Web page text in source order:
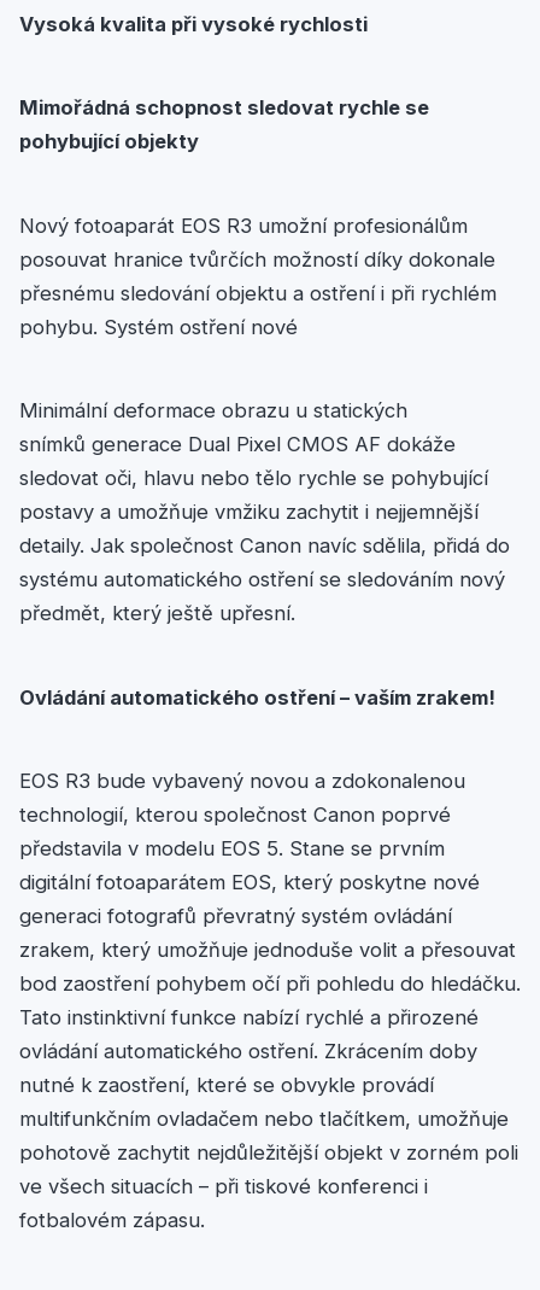
Vysoká kvalita při vysoké rychlosti
Mimořádná schopnost sledovat rychle se
pohybující objekty
Nový fotoaparát EOS R3 umožní profesionálům
posouvat hranice tvůrčích možností díky dokonale
přesnému sledování objektu a ostření i při rychlém
pohybu. Systém ostření nové
Minimální deformace obrazu u statických
snímků generace Dual Pixel CMOS AF dokáže
sledovat oči, hlavu nebo tělo rychle se pohybující
postavy a umožňuje vmžiku zachytit i nejjemnější
detaily. Jak společnost Canon navíc sdělila, přidá do
systému automatického ostření se sledováním nový
předmět, který ještě upřesní.
Ovládání automatického ostření – vaším zrakem!
EOS R3 bude vybavený novou a zdokonalenou
technologií, kterou společnost Canon poprvé
představila v modelu EOS 5. Stane se prvním
digitální fotoaparátem EOS, který poskytne nové
generaci fotografů převratný systém ovládání
zrakem, který umožňuje jednoduše volit a přesouvat
bod zaostření pohybem očí při pohledu do hledáčku.
Tato instinktivní funkce nabízí rychlé a přirozené
ovládání automatického ostření. Zkrácením doby
nutné k zaostření, které se obvykle provádí
multifunkčním ovladačem nebo tlačítkem, umožňuje
pohotově zachytit nejdůležitější objekt v zorném poli
ve všech situacích – při tiskové konferenci i
fotbalovém zápasu.